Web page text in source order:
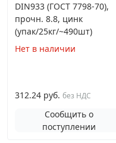
DIN933 (ГОСТ 7798-70),
прочн. 8.8, цинк
(упак/25кг/~490шт)
Нет в наличии
312.24 руб. без НДС
Сообщить о
поступлении